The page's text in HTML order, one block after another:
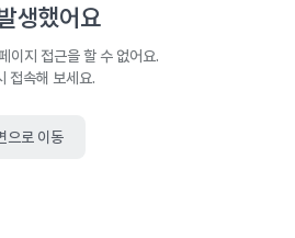
생했어요
이지 접근을 할 수 없어요.
접속해 보세요.
으로 이동